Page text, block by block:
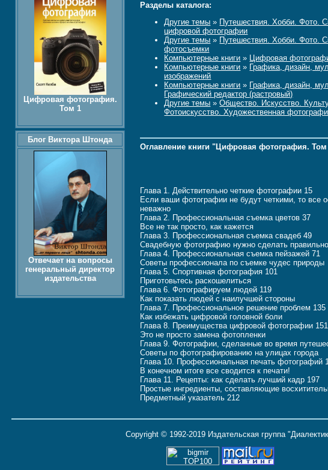
Разделы каталога:
Другие темы » Путешествия. Хобби. Фото.
цифровой фотографии
Другие темы » Путешествия. Хобби. Фото.
фотосъемки
Компьютерные книги » Цифровая
Компьютерные книги » Графика, дизайн,
изображений
Компьютерные книги » Графика, дизайн,
Графический редактор (растровый)
Другие темы »Общество. Искусство.
Фотоискусство. Художественная
Оглавление книги "Цифровая фотография.
Глава 1. Действительно четкие фотографии 15
Если ваши фотографии не будут четкими, то все
неважно
Глава 2. Профессиональная съемка цветов 37
Все не так просто, как кажется
Глава 3. Профессиональная съемка свадеб 49
Свадебную фотографию нужно сделать правильно
Глава 4. Профессиональная съемка пейзажей 71
Советы профессионала по съемке чудес природы
Глава 5. Спортивная фотография 101
Приготовьтесь раскошелиться
Глава 6. Фотографируем людей 119
Как показать людей с наилучшей стороны
Глава 7. Профессиональное решение проблем 135
Как избежать цифровой головной боли
Глава 8. Преимущества цифровой фотографии 151
Это не просто замена фотопленки
Глава 9. Фотографии, сделанные во время
Советы по фотографированию на улицах города
Глава 10. Профессиональная печать фотографий
В конечном итоге все сводится к печати!
Глава 11. Рецепты: как сделать лучший кадр 197
Простые ингредиенты, составляющие
Предметный указатель 212
Цифровая фотография.
Том 1
Блог Виктора Штонда
Отвечает на вопросы
генеральный директор
издательства
Copyright © 1992-2019 Издательская группа